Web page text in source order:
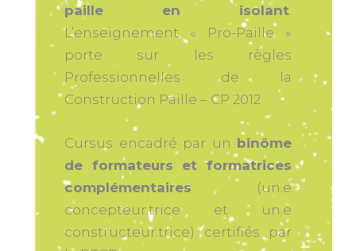
paille en isolant
L’enseignement « Pro-Paille »
porte sur les règles
Professionnelles de la
Construction Paille – CP 2012
Cursus encadré par un binôme
de formateurs et formatrices
complémentaires (un.e
concepteur.trice et un.e
constructeur.trice) certifiés par